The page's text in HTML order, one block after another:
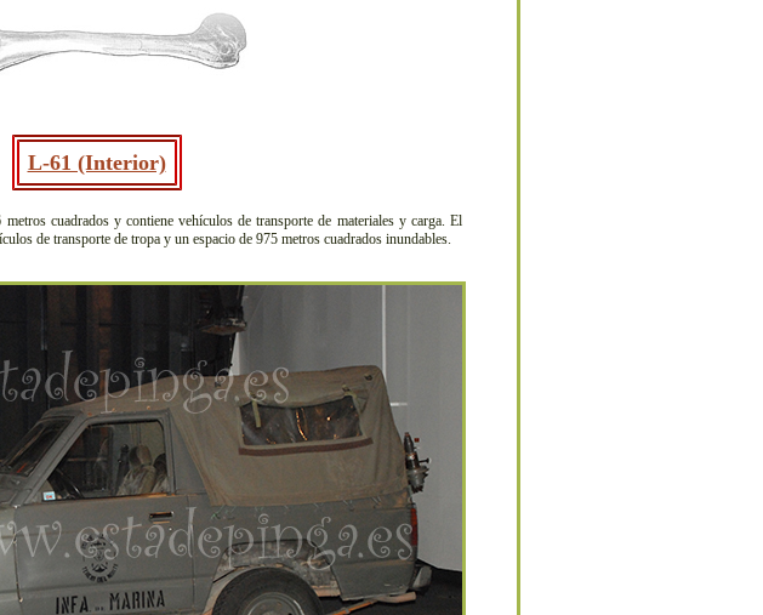
L-61 (Interior)
cuadrados y contiene vehículos de transporte de materiales y carga. El
de transporte de tropa y un espacio de 975 metros cuadrados inundables.